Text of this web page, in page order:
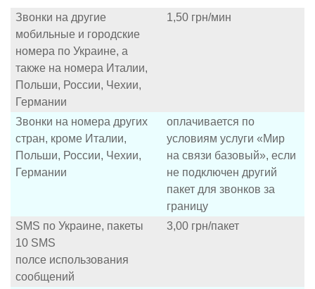
Звонки на другие
мобильные и городские
номера по Украине, а
также на номера Италии,
Польши, России, Чехии,
Германии
1,50 грн/мин
Звонки на номера других
стран, кроме Италии,
Польши, России, Чехии,
Германии
оплачивается по
условиям услуги «Мир
на связи базовый», если
не подключен другий
пакет для звонков за
границу
SMS по Украине, пакеты
10 SMS
полсе использования
сообщений
3,00 грн/пакет